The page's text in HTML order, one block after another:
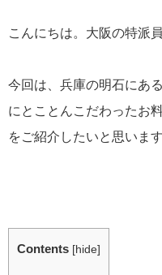
こんにちは。大阪の特派員
今回は、兵庫の明石にあ
にとことんこだわったお
をご紹介したいと思います
Contents [hide]